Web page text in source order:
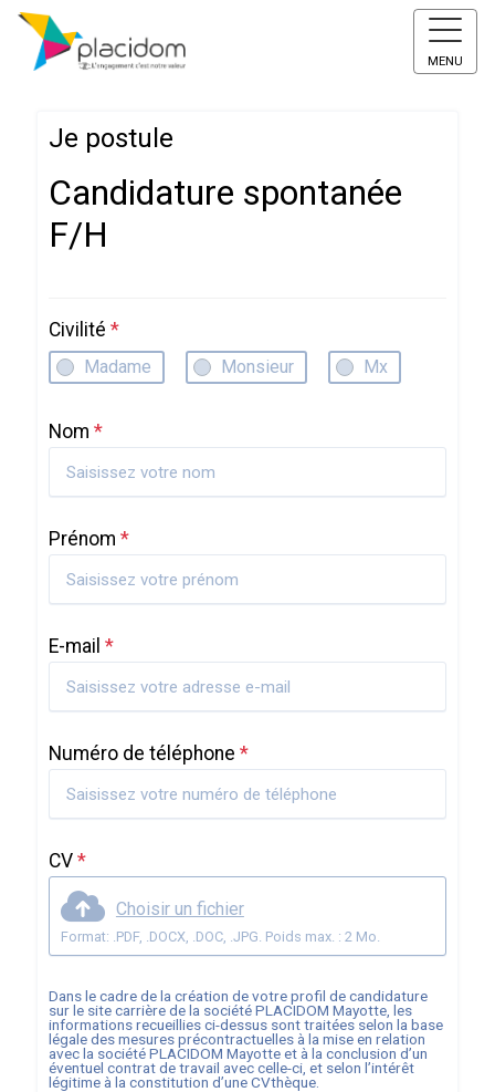
MENU
Je postule
Candidature spontanée
F/H
Civilité *
Madame Monsieur Mx
Nom *
Prénom *
E-mail *
Numéro de téléphone *
CV *
Choisir un fichier
Format: .PDF, .DOCX, .DOC, .JPG. Poids max. : 2 Mo.
Dans le cadre de la création de votre profil de candidature
sur le site carrière de la sociétéPLACIDOM Mayotte, les
informations recueillies ci-dessus sont traitées selon la base
légale des mesures précontractuelles à la mise en relation
avec la sociétéPLACIDOM Mayotteet à la conclusion d’un
éventuel contrat de travail avec celle-ci, et selon l’intérêt
légitime à la constitution d’une CVthèque.